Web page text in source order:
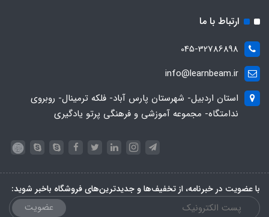
ارتباط با ما
045-32786898
info@learnbeam.ir
استان اردبیل- شهرستان پارس آباد- فلکه ترمینال- روبروی
ندامتگاه- مجموعه آموزشی و فرهنگی پرتو یادگیری
با عضویت در خبرنامه، از تخفیف‌ها و جدیدترین‌های فروشگاه باخبر شوید:
عضویت